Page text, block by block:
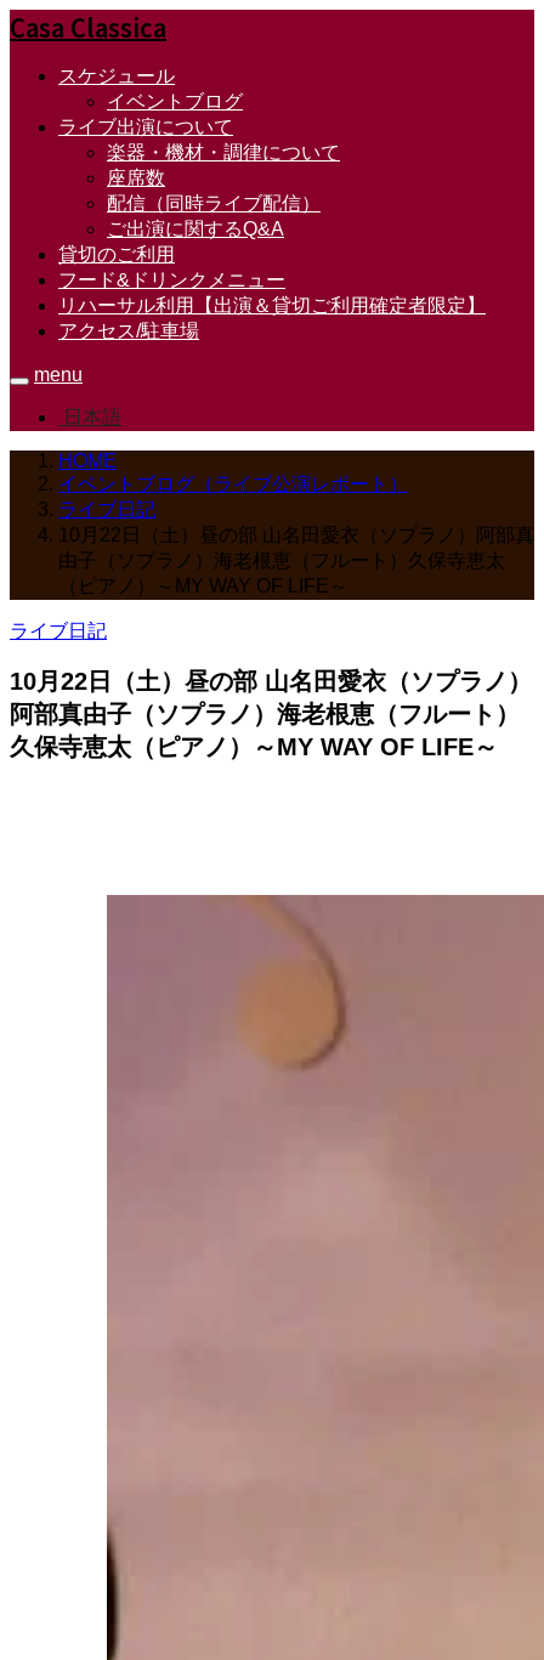
Casa Classica
スケジュール
イベントブログ
ライブ出演について
楽器・機材・調律について
座席数
配信（同時ライブ配信）
ご出演に関するQ&A
貸切のご利用
フード&ドリンクメニュー
リハーサル利用【出演＆貸切ご利用確定者限定】
アクセス/駐車場
menu
日本語
HOME
イベントブログ（ライブ公演レポート）
ライブ日記
10月22日（土）昼の部 山名田愛衣（ソプラノ）阿部真
由子（ソプラノ）海老根恵（フルート）久保寺恵太
（ピアノ）～MY WAY OF LIFE～
ライブ日記
10月22日（土）昼の部 山名田愛衣（ソプラノ）
阿部真由子（ソプラノ）海老根恵（フルート）
久保寺恵太（ピアノ）～MY WAY OF LIFE～